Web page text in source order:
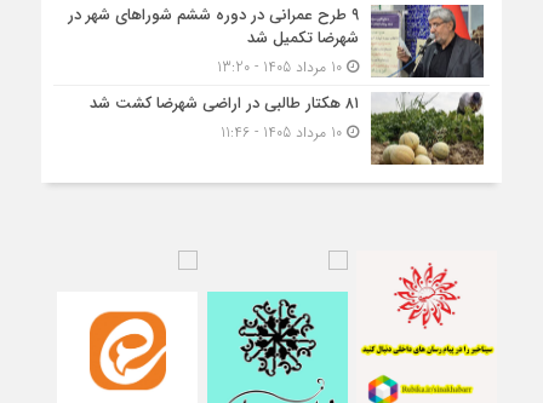
۹ طرح عمرانی در دوره ششم شوراهای شهر در
شهرضا تکمیل شد
10 مرداد 1405 - 13:20
۸۱ هکتار طالبی در اراضی شهرضا کشت شد
10 مرداد 1405 - 11:46